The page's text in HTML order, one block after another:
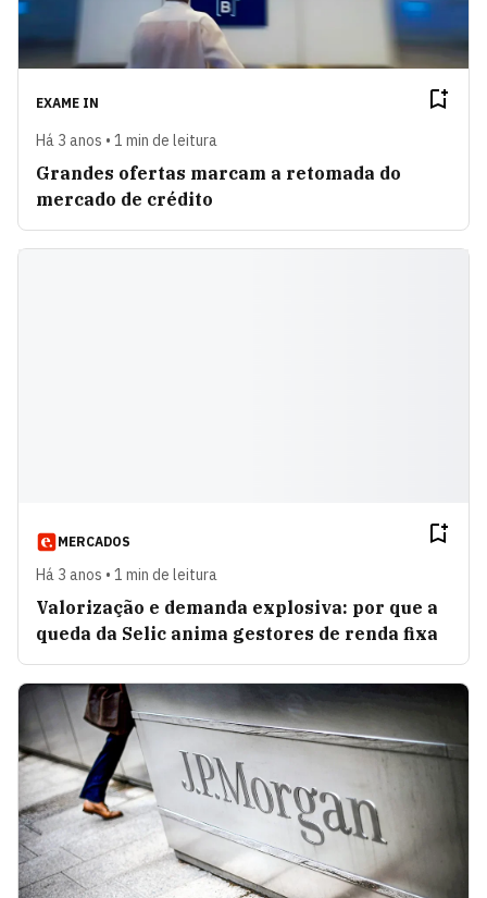
EXAME IN
Há 3 anos • 1 min de leitura
Grandes ofertas marcam a retomada do
mercado de crédito
MERCADOS
Há 3 anos • 1 min de leitura
Valorização e demanda explosiva: por que a
queda da Selic anima gestores de renda fixa